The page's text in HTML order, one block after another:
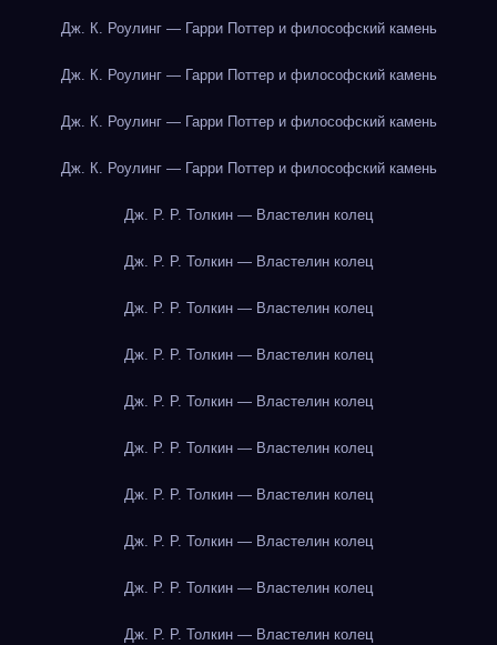
Дж. К. Роулинг — Гарри Поттер и философский камень
Дж. К. Роулинг — Гарри Поттер и философский камень
Дж. К. Роулинг — Гарри Поттер и философский камень
Дж. К. Роулинг — Гарри Поттер и философский камень
Дж. Р. Р. Толкин — Властелин колец
Дж. Р. Р. Толкин — Властелин колец
Дж. Р. Р. Толкин — Властелин колец
Дж. Р. Р. Толкин — Властелин колец
Дж. Р. Р. Толкин — Властелин колец
Дж. Р. Р. Толкин — Властелин колец
Дж. Р. Р. Толкин — Властелин колец
Дж. Р. Р. Толкин — Властелин колец
Дж. Р. Р. Толкин — Властелин колец
Дж. Р. Р. Толкин — Властелин колец